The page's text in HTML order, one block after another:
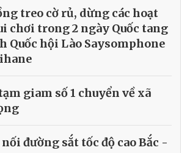
treo cờ rủ, dừng các hoạt
chơi trong 2 ngày Quốc tang
Quốc hội Lào Saysomphone
giam số 1 chuyển về xã
đường sắt tốc độ cao Bắc -